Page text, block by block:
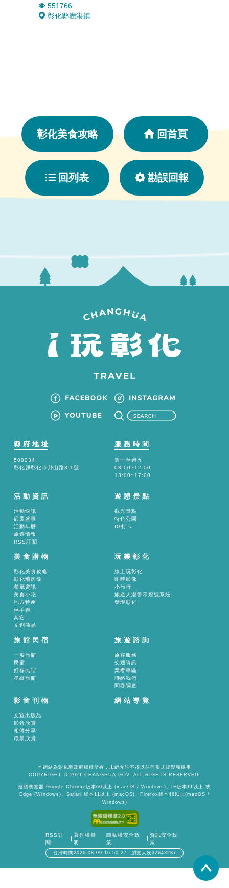
551766
彰化縣鹿港鎮
彰化美食攻略 回首頁
回列表 勘誤回報
置頂
縣府地址
500034
彰化縣彰化市卦山路8-1號
服務時間
週一至週五
08:00~12:00
13:00~17:00
活動資訊
活動快訊
節慶盛事
活動年曆
旅遊情報
RSS訂閱
遊憩景點
觀光景點
特色公園
IG打卡
美食購物
彰化美食攻略
彰化爌肉飯
餐廳資訊
美食小吃
地方特產
伴手禮
其它
文創商品
玩樂彰化
線上玩彰化
即時影像
小旅行
旅遊人潮警示燈號系統
發現彰化
旅館民宿
一般旅館
民宿
好客民宿
星級旅館
旅遊諮詢
旅客服務
交通資訊
業者專區
聯絡我們
問卷調查
影音刊物
文宣出版品
影音欣賞
相簿分享
環景欣賞
網站導覽
本網站為彰化縣政府版權所有，未經允許不得以任何形式複製和採用
COPYRIGHT © 2021 CHANGHUA GOV. ALL RIGHTS RESERVED.
建議瀏覽器 Google Chrome版本60以上 (macOS / Windows)、IE版本11以上 或
Edge (Windows)、Safari 版本11以上 (macOS)、Firefox版本48以上(macOS /
Windows)
RSS訂
閱
著作權聲
明
隱私權安全政
策
資訊安全政
策
台灣時間2026-08-09 16:50:27 瀏覽人次32643287